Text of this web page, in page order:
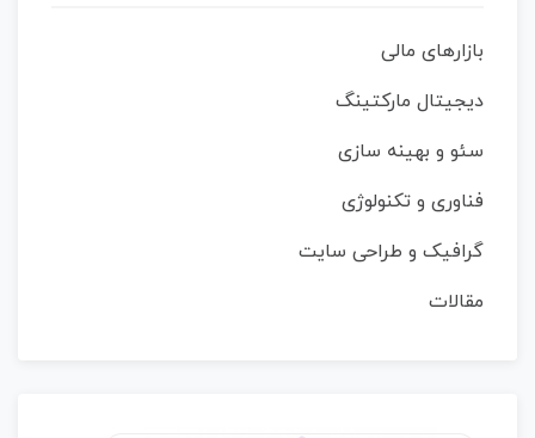
بازارهای مالی
دیجیتال مارکتینگ
سئو و بهینه سازی
فناوری و تکنولوژی
گرافیک و طراحی سایت
مقالات